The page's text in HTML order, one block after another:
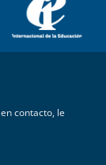
contacto, le